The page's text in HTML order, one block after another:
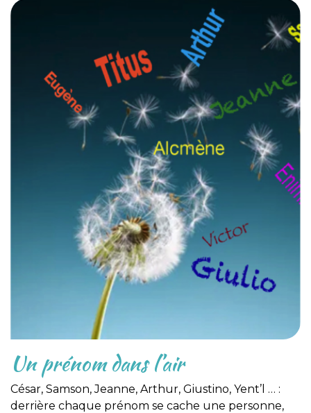
Un prénom dans l’air
César, Samson, Jeanne, Arthur, Giustino, Yent’l … :
derrière chaque prénom se cache une personne,